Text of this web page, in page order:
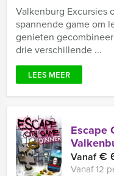
Valkenburg Excursies
spannende game om
genieten
drie verschillende ...
LEES MEER
Escape
Vanaf€
Vanaf 12